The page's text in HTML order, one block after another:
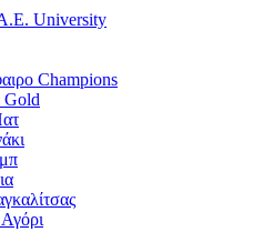
University
Champions
Gold